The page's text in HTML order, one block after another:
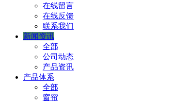
在线留言
在线反馈
联系我们
新闻资讯
全部
公司动态
产品资讯
产品体系
全部
窗帘